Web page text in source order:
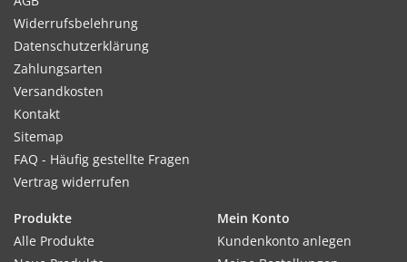
bis halbschattigen Standort.
Ernte / Blüte:
Ab Juni - August
Verwendung:
Widerrufsbelehrung
Datenschutzerklärung
Zahlungsarten
Versandkosten
Kontakt
Sitemap
FAQ - Häufig gestellte Fragen
Vertrag widerrufen
Produkte
Alle Produkte
Mein Konto
Kundenkonto anlegen